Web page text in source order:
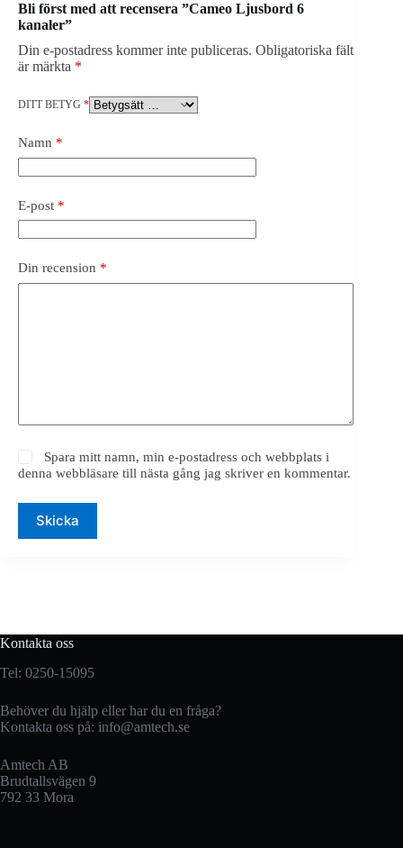
Bli först med att recensera ”Cameo Ljusbord 6
kanaler”
Din e-postadress kommer inte publiceras. Obligatoriska fält
är märkta *
DITT BETYG *
Namn *
E-post *
Din recension *
Spara mitt namn, min e-postadress och webbplats i
denna webbläsare till nästa gång jag skriver en kommentar.
Skicka
Kontakta oss
Tel: 0250-15095
Behöver du hjälp eller har du en fråga?
Kontakta oss på: info@amtech.se
Amtech AB
Brudtallsvägen 9
792 33 Mora